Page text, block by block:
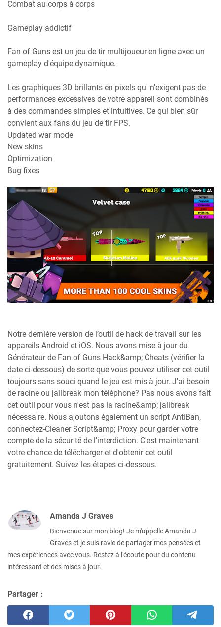
Combat au corps à corps
Gameplay addictif
Fan of Guns est un jeu de tir multijoueur en ligne avec un
gameplay d'équipe dynamique.
Les graphiques 3D brillants en pixels qui n'exigent pas de
performances excessives de votre appareil sont combinés
à des commandes simples et intuitives. Ce qui bien sûr
convient aux fans du jeu de tir FPS.
Updated war mode
New skins
Optimization
Bug fixes
Notre dernière version de l’outil de hack de travail sur les
appareils Android et iOS. Nous avons mise à jour du
Générateur de Fan of Guns Hack&amp; Cheats (vérifier la
date ci-dessous) de sorte que vous pouvez utiliser cet outil
toujours sans souci quand le jeu est mis à jour. J'ai besoin
de racine ou jailbreak mon téléphone? Pas nous avons fait
cet outil pour vous n'est pas la racine&amp; jailbreak
nécessaire. Nous ajoutons également un script AntiBan,
connectez-Cleaner Script&amp; Proxy pour garder votre
compte de la sécurité de l'interdiction. C'est maintenant
votre chance de télécharger et d'obtenir cet outil
gratuitement. Suivez les étapes ci-dessous.
Amanda J Graves
Bienvenue sur mon blog! Je m'appelle Amanda J
Graves et je suis ravie de partager mes pensées et
mes expériences avec vous. Restez à l'écoute pour du contenu
intéressant et des mises à jour.
Partager :